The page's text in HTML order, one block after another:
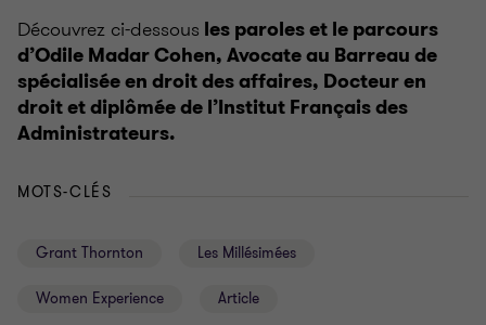
Découvrez ci-dessous les paroles et le parcours
d’Odile Madar Cohen, Avocate au Barreau de
spécialisée en droit des affaires, Docteur en
droit et diplômée de l’Institut Français des
Administrateurs.
MOTS-CLÉS
Grant Thornton Les Millésimées
Women Experience Article